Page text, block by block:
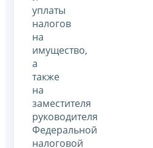
уплаты
налогов
на
имущество,
а
также
на
заместителя
руководителя
Федеральной
налоговой